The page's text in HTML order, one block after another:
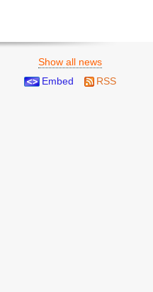
Show all news
Embed
RSS